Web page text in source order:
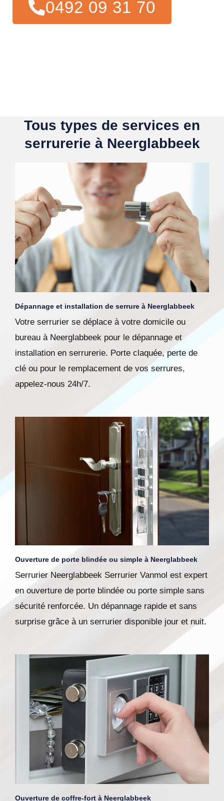
0492 09 31 70
Tous types de services en
serrurerie à Neerglabbeek
Dépannage et installation de serrure à Neerglabbeek
Votre serrurier se déplace à votre domicile ou
bureau à Neerglabbeek pour le dépannage et
installation en serrurerie. Porte claquée, perte de
clé ou pour le remplacement de vos serrures,
appelez-nous 24h/7.
Ouverture de porte blindée ou simple à Neerglabbeek
Serrurier Neerglabbeek Serrurier Vanmol est expert
en ouverture de porte blindée ou porte simple sans
sécurité renforcée. Un dépannage rapide et sans
surprise grâce à un serrurier disponible jour et nuit.
Ouverture de coffre-fort à Neerglabbeek